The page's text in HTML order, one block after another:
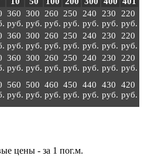
360
руб.
300
руб.
260
руб.
250
руб.
240
руб.
230
руб.
220
руб.
360
руб.
300
руб.
260
руб.
250
руб.
240
руб.
230
руб.
220
руб.
360
руб.
300
руб.
260
руб.
250
руб.
240
руб.
230
руб.
220
руб.
560
руб.
500
руб.
460
руб.
450
руб.
440
руб.
430
руб.
420
руб.
цены - за 1 пог.м.